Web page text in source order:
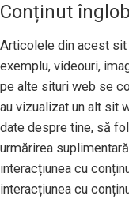
Conținut
Articolele din acest
exemplu, videouri,
pe alte situri web se
au vizualizat un alt sit
date despre tine, să
urmărirea
interacțiunea cu
interacțiunea cu